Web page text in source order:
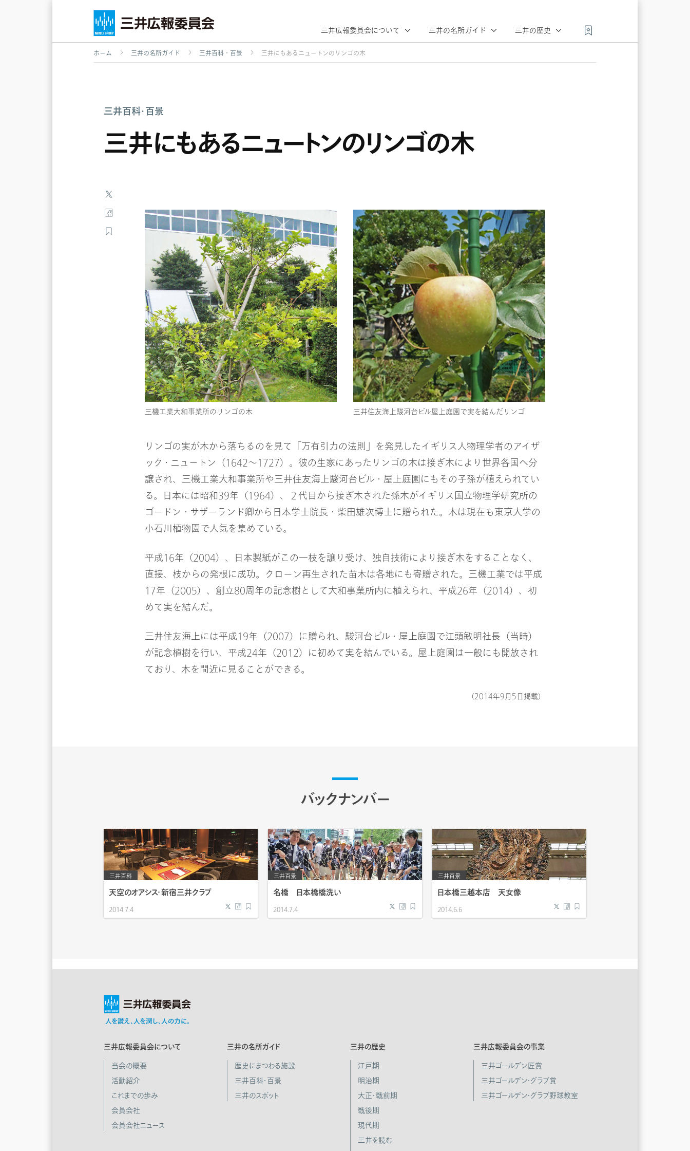
三井広報委員会について 三井の名所ガイド 三井の歴史
ホーム 三井の名所ガイド 三井百科・百景 三井にもあるニュートンのリンゴの木
三井百科・百景
三井にもあるニュートンのリンゴの木
三機工業大和事業所のリンゴの木 三井住友海上駿河台ビル屋上庭園で実を結んだリンゴ
リンゴの実が木から落ちるのを見て「万有引力の法則」を発見したイギリス人物理学者のアイザ
ック・ニュートン（1642～1727）。彼の生家にあったリンゴの木は接ぎ木により世界各国へ分
譲され、三機工業大和事業所や三井住友海上駿河台ビル・屋上庭園にもその子孫が植えられてい
る。日本には昭和39年（1964）、２代目から接ぎ木された孫木がイギリス国立物理学研究所の
ゴードン・サザーランド卿から日本学士院長・柴田雄次博士に贈られた。木は現在も東京大学の
小石川植物園で人気を集めている。
平成16年（2004）、日本製紙がこの一枝を譲り受け、独自技術により接ぎ木をすることなく、
直接、枝からの発根に成功。クローン再生された苗木は各地にも寄贈された。三機工業では平成
17年（2005）、創立80周年の記念樹として大和事業所内に植えられ、平成26年（2014）、初
めて実を結んだ。
三井住友海上には平成19年（2007）に贈られ、駿河台ビル・屋上庭園で江頭敏明社長（当時）
が記念植樹を行い、平成24年（2012）に初めて実を結んでいる。屋上庭園は一般にも開放され
ており、木を間近に見ることができる。
（2014年9月5日掲載）
バックナンバー
三井百科
天空のオアシス・新宿三井クラブ
2014.7.4
三井百景
名橋 日本橋橋洗い
2014.7.4
三井百景
日本橋三越本店 天女像
2014.6.6
人を讃え､人を潤し､人の力に｡
三井広報委員会について
当会の概要
活動紹介
これまでの歩み
会員会社
会員会社ニュース
三井の名所ガイド
歴史にまつわる施設
三井百科・百景
三井のスポット
三井の歴史
江戸期
明治期
大正・戦前期
戦後期
現代期
三井を読む
三井広報委員会の事業
三井ゴールデン匠賞
三井ゴールデン・グラブ賞
三井ゴールデン・グラブ野球教室